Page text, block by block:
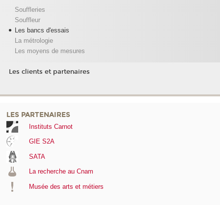
Souffleries
Souffleur
Les bancs d'essais
La métrologie
Les moyens de mesures
Les clients et partenaires
LES PARTENAIRES
Instituts Carnot
GIE S2A
SATA
La recherche au Cnam
Musée des arts et métiers